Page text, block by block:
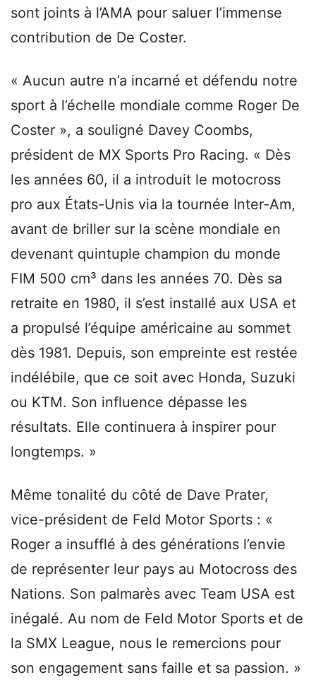
sont joints à l’AMA pour saluer l’immense
contribution de De Coster.
« Aucun autre n’a incarné et défendu notre
sport à l’échelle mondiale comme Roger De
Coster », a souligné Davey Coombs,
président de MX Sports Pro Racing. « Dès
les années 60, il a introduit le motocross
pro aux États-Unis via la tournée Inter-Am,
avant de briller sur la scène mondiale en
devenant quintuple champion du monde
FIM 500 cm³ dans les années 70. Dès sa
retraite en 1980, il s’est installé aux USA et
a propulsé l’équipe américaine au sommet
dès 1981. Depuis, son empreinte est restée
indélébile, que ce soit avec Honda, Suzuki
ou KTM. Son influence dépasse les
résultats. Elle continuera à inspirer pour
longtemps. »
Même tonalité du côté de Dave Prater,
vice-président de Feld Motor Sports : «
Roger a insufflé à des générations l’envie
de représenter leur pays au Motocross des
Nations. Son palmarès avec Team USA est
inégalé. Au nom de Feld Motor Sports et de
la SMX League, nous le remercions pour
son engagement sans faille et sa passion. »